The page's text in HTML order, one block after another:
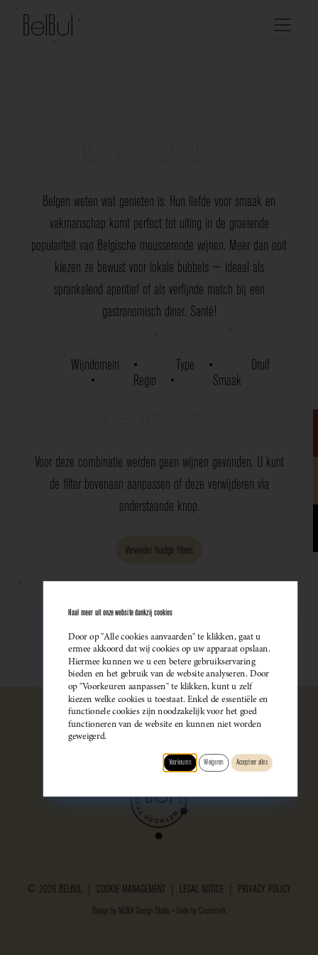
Belgen weten wat genieten is. Hun liefde voor smaak en
vakmanschap komt perfect tot uiting in de groeiende
populariteit van Belgische mousserende wijnen. Meer dan ooit
kiezen ze bewust voor lokale bubbels — ideaal als
sprankelend aperitief of als verfijnde match bij een
gastronomisch diner. Santé!
Wijndomein Type
Druif
Regio
Smaak
Voor deze combinatie werden geen wijnen gevonden. U kunt
de filter bovenaan aanpassen of deze verwijderen via
onderstaande knop.
Verwijder huidge filters
© 2026 BELBUL | COOKIE MANAGEMENT LEGAL NOTICE PRIVACY POLICY
Design by MOKA Design Studio • Code by Crossmark
Haal meer uit onze website dankzij cookies
Door op "Alle cookies aanvaarden" te klikken, gaat u
ermee akkoord dat wij cookies op uw apparaat opslaan.
Hiermee kunnen we u een betere gebruikservaring
bieden en het gebruik van de website analyseren. Door
op "Voorkeuren aanpassen" te klikken, kunt u zelf
kiezen welke cookies u toestaat. Enkel de essentiële en
functionele cookies zijn noodzakelijk voor het goed
functioneren van de website en kunnen niet worden
geweigerd.
Voorkeuren Weigeren Accepteer alles